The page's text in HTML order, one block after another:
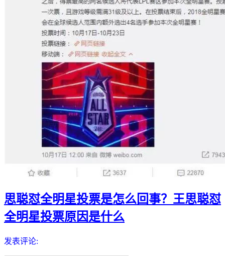
思聪怼全明星投票是怎么回事？王思聪怼
全明星投票原因是什么
发表评论: